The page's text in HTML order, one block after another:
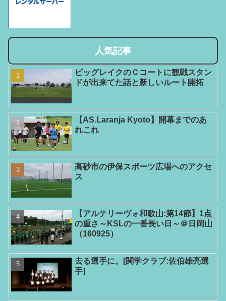
人気記事
ビッグレイクのＣコートに観戦スタン
ドが出来てた話と新しいルート開拓
【AS.Laranja Kyoto】開幕までのあ
れこれ
高砂市の伊保スポーツ広場へのアクセ
ス
【アルテリーヴォ和歌山:第14節】1点
の重さ～KSLの一番長い日～＠日岡山
（160925）
去る選手に。[関学クラブ:佐伯雄亮選
手]